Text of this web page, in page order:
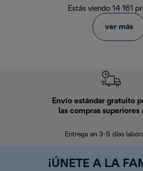
Estás viendo 14 161
ver más
Envío estándar gratuito
las compras superiores
Entrega en 3-5 días
¡ÚNETE A LA